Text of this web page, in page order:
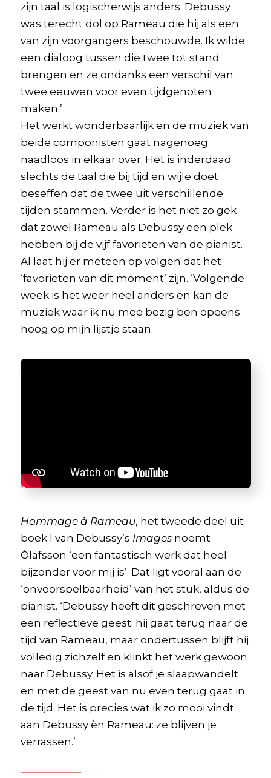
zijn taal is logischerwijs anders. Debussy
was terecht dol op Rameau die hij als een
van zijn voorgangers beschouwde. Ik wilde
een dialoog tussen die twee tot stand
brengen en ze ondanks een verschil van
twee eeuwen voor even tijdgenoten
maken.’
Het werkt wonderbaarlijk en de muziek van
beide componisten gaat nagenoeg
naadloos in elkaar over. Het is inderdaad
slechts de taal die bij tijd en wijle doet
beseffen dat de twee uit verschillende
tijden stammen. Verder is het niet zo gek
dat zowel Rameau als Debussy een plek
hebben bij de vijf favorieten van de pianist.
Al laat hij er meteen op volgen dat het
‘favorieten van dit moment’ zijn. ‘Volgende
week is het weer heel anders en kan de
muziek waar ik nu mee bezig ben opeens
hoog op mijn lijstje staan.
Hommage à Rameau, het tweede deel uit
boek I van Debussy’s Imagesnoemt
Ólafsson ‘een fantastisch werk dat heel
bijzonder voor mij is’. Dat ligt vooral aan de
‘onvoorspelbaarheid’ van het stuk, aldus de
pianist. ‘Debussy heeft dit geschreven met
een reflectieve geest; hij gaat terug naar de
tijd van Rameau, maar ondertussen blijft hij
volledig zichzelf en klinkt het werk gewoon
naar Debussy. Het is alsof je slaapwandelt
en met de geest van nu even terug gaat in
de tijd. Het is precies wat ik zo mooi vindt
aan Debussy èn Rameau: ze blijven je
verrassen.’